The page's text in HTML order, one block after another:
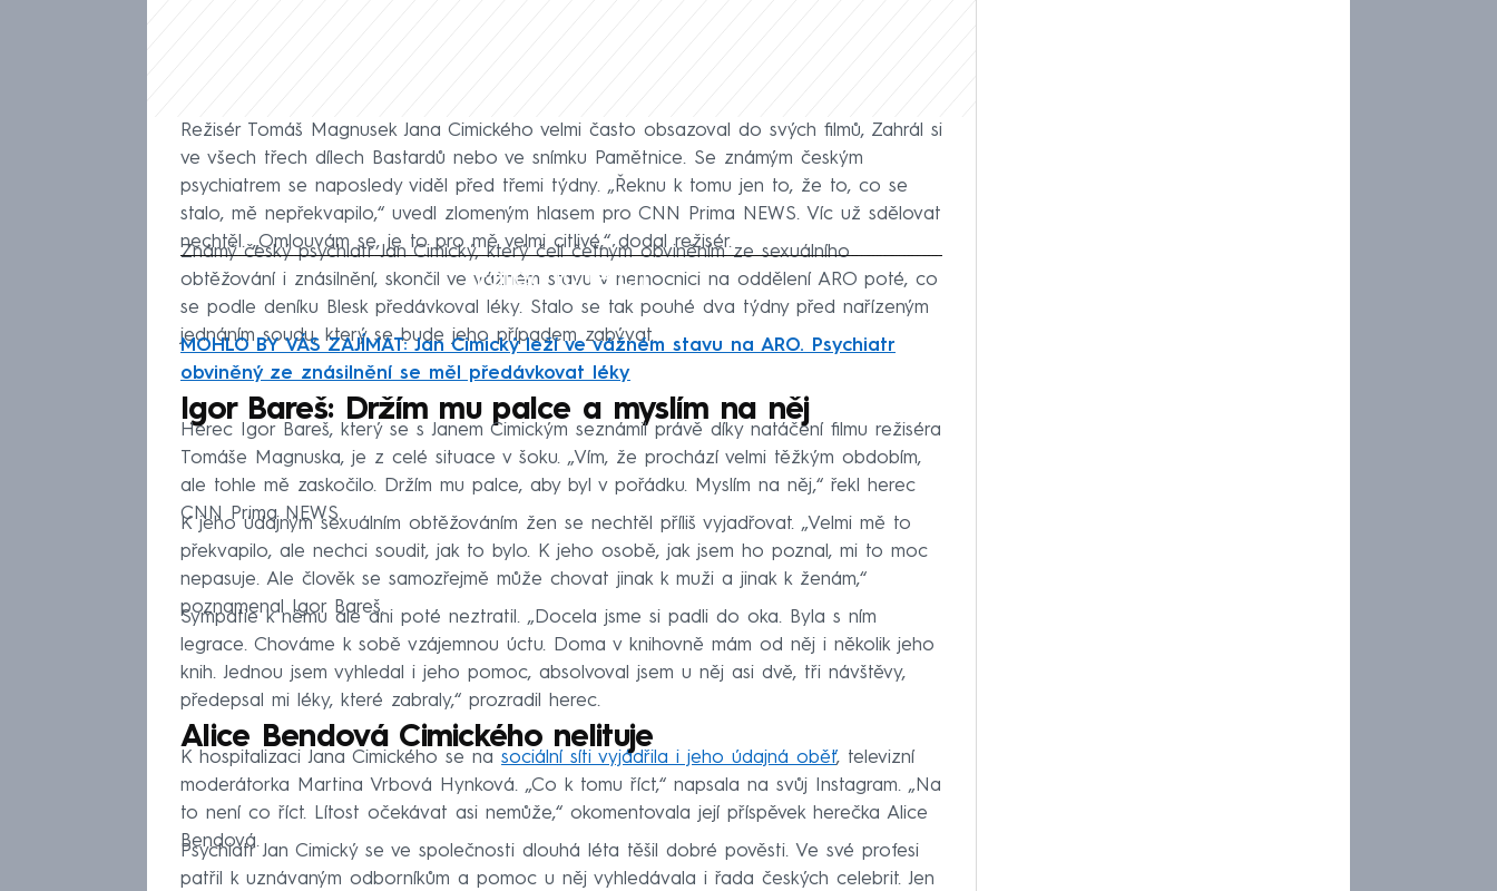
Režisér Tomáš Magnusek Jana Cimického velmi často obsazoval do svých filmů, Zahrál si
ve všech třech dílech Bastardů nebo ve snímku Pamětnice. Se známým českým
psychiatrem se naposledy viděl před třemi týdny. „Řeknu k tomu jen to, že to, co se
stalo, mě nepřekvapilo,“ uvedl zlomeným hlasem pro CNN Prima NEWS. Víc už sdělovat
nechtěl. „Omlouvám se, je to pro mě velmi citlivé,“ dodal režisér.
Failed to fetch
Známý český psychiatr Jan Cimický, který čelí četným obviněním ze sexuálního
obtěžování i znásilnění, skončil ve vážném stavu v nemocnici na oddělení ARO poté, co
se podle deníku Blesk předávkoval léky. Stalo se tak pouhé dva týdny před nařízeným
jednáním soudu, který se bude jeho případem zabývat.
MOHLO BY VÁS ZAJÍMAT: Jan Cimický leží ve vážném stavu na ARO. Psychiatr
obviněný ze znásilnění se měl předávkovat léky
Igor Bareš: Držím mu palce a myslím na něj
Herec Igor Bareš, který se s Janem Cimickým seznámil právě díky natáčení filmu režiséra
Tomáše Magnuska, je z celé situace v šoku. „Vím, že prochází velmi těžkým obdobím,
ale tohle mě zaskočilo. Držím mu palce, aby byl v pořádku. Myslím na něj,“ řekl herec
CNN Prima NEWS.
K jeho údajným sexuálním obtěžováním žen se nechtěl příliš vyjadřovat. „Velmi mě to
překvapilo, ale nechci soudit, jak to bylo. K jeho osobě, jak jsem ho poznal, mi to moc
nepasuje. Ale člověk se samozřejmě může chovat jinak k muži a jinak k ženám,“
poznamenal Igor Bareš.
Sympatie k němu ale ani poté neztratil. „Docela jsme si padli do oka. Byla s ním
legrace. Chováme k sobě vzájemnou úctu. Doma v knihovně mám od něj i několik jeho
knih. Jednou jsem vyhledal i jeho pomoc, absolvoval jsem u něj asi dvě, tři návštěvy,
předepsal mi léky, které zabraly,“ prozradil herec.
Alice Bendová Cimického nelituje
K hospitalizaci Jana Cimického se na sociální síti vyjádřila i jeho údajná oběť, televizní
moderátorka Martina Vrbová Hynková. „Co k tomu říct,“ napsala na svůj Instagram. „Na
to není co říct. Lítost očekávat asi nemůže,“ okomentovala její příspěvek herečka Alice
Bendová.
Psychiatr Jan Cimický se ve společnosti dlouhá léta těšil dobré pověsti. Ve své profesi
patřil k uznávaným odborníkům a pomoc u něj vyhledávala i řada českých celebrit. Jen